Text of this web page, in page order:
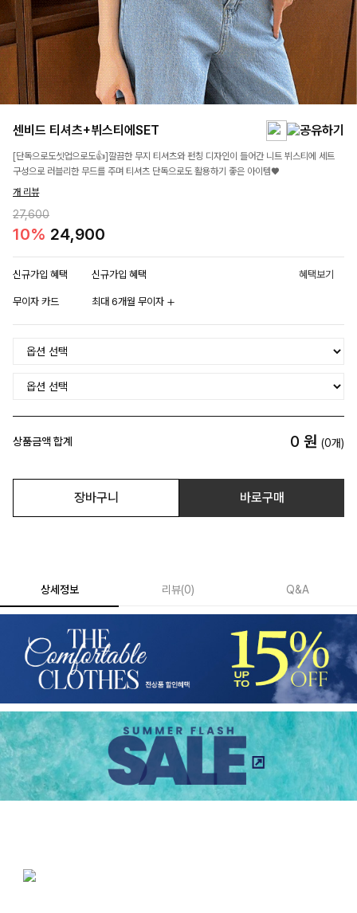
센비드 티셔츠+뷔스티에SET
[단독으로도셋업으로도👍]깔끔한 무지 티셔츠와 펀칭 디자인이 들어간 니트 뷔스티에 세트
구성으로 러블리한 무드를 주며 티셔츠 단독으로도 활용하기 좋은 아이템♥
개 리뷰
27,600
10% 24,900
신규가입 혜택 신규가입 혜택 혜택보기
무이자 카드 최대 6개월 무이자
상품금액 합계 0 원 (0개)
장바구니 바로구매
상세정보 리뷰(0) Q&A